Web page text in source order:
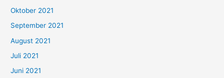
Oktober 2021
September 2021
August 2021
Juli 2021
Juni 2021